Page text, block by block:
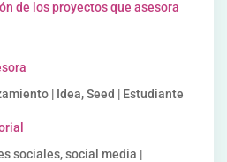
de los proyectos que asesora
| Idea, Seed | Estudiante
sociales, social media |